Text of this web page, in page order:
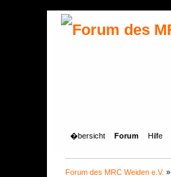
�bersicht Forum Hilfe
Forum des MRC Weiden e.V. »